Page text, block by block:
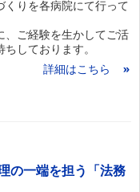
くりを各病院にて行って
、ご経験を生かしてご活
しております。
詳細はこちら
の一端を担う「法務